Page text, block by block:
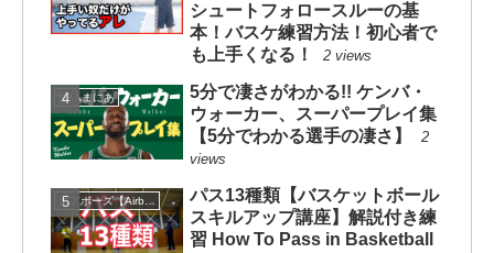
シュートフォロースルーの基
本！バスケ練習方法！初心者で
も上手くなる！
2 views
NBAまにあ
5分で凄さがわかる!! ケンバ・
ウォーカー、スーパープレイ集
【5分でわかる選手の凄さ】
2
views
エアボーズ【Airbowz 】
パス13種類【バスケットボール
スキルアップ講座】解説付き練
習 How To Pass in Basketball